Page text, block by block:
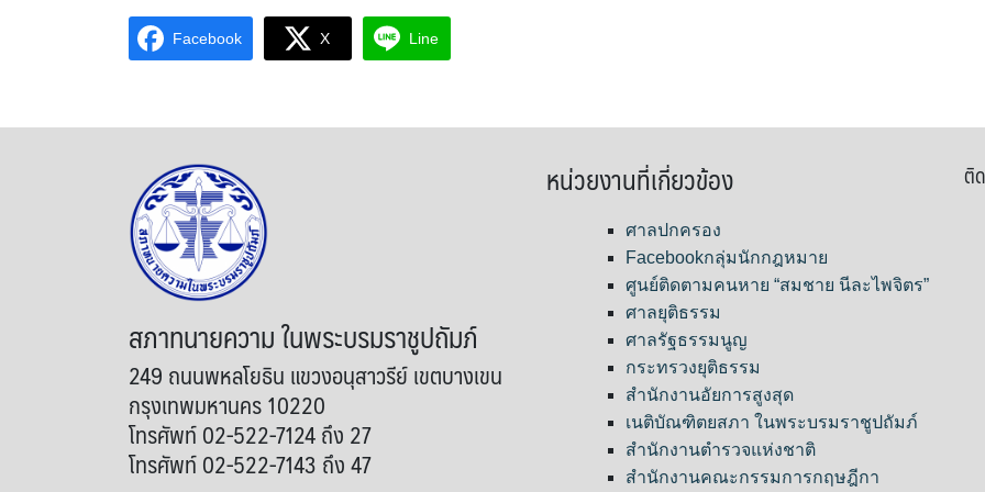
Facebook X Line
สภาทนายความ ในพระบรมราชูปถัมภ์
249 ถนนพหลโยธิน แขวงอนุสาวรีย์ เขตบางเขน
กรุงเทพมหานคร 10220
โทรศัพท์ 02-522-7124 ถึง 27
โทรศัพท์ 02-522-7143 ถึง 47
หน่วยงานที่เกี่ยวข้อง
ศาลปกครอง
Facebookกลุ่มนักกฎหมาย
ศูนย์ติดตามคนหาย “สมชาย นีละไพจิตร”
ศาลยุติธรรม
ศาลรัฐธรรมนูญ
กระทรวงยุติธรรม
สำนักงานอัยการสูงสุด
เนติบัณฑิตยสภา ในพระบรมราชูปถัมภ์
สำนักงานตำรวจแห่งชาติ
สำนักงานคณะกรรมการกฤษฎีกา
ติ